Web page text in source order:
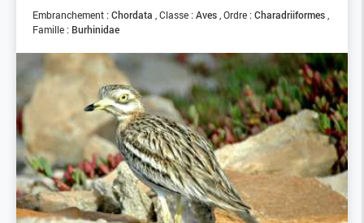
Embranchement : Chordata Classe : Aves Ordre : Charadriiformes
Famille : Burhinidae